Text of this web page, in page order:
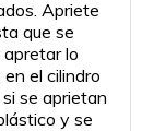
Apriete
que se
lo
el cilindro
se aprietan
y se